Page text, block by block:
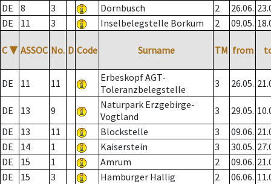
DE
8 3 Dornbusch 2 26.06.
DE
11 3 Inselbelegstelle Borkum 2 09.05.
C ▼ ASSOC No. D Code Surname TM from
DE 11 11
Erbeskopf AGT-
Toleranzbelegstelle
3 26.05.
DE 13 9
Naturpark Erzgebirge-
Vogtland
3 29.05.
DE
13 11 Blockstelle 3 09.06.
DE
14 1 Kaiserstein 3 30.05.
DE
15 1 Amrum 2 09.06.
DE
15 3 Hamburger Hallig 2 06.06.